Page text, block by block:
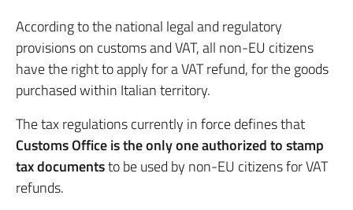
According to the national legal and regulatory
provisions on customs and VAT, all non-EU citizens
have the right to apply for a VAT refund, for the goods
purchased within Italian territory.
The tax regulations currently in force defines that
Customs Office is the only one authorized to stamp
tax documentsto be used by non-EU citizens for VAT
refunds.